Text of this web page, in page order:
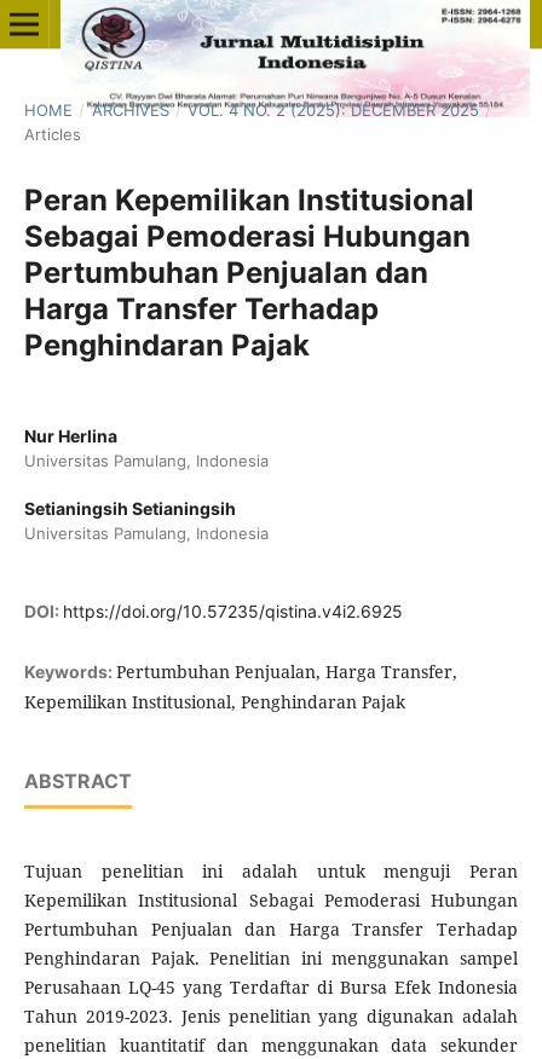
HOME / ARCHIVES / VOL. 4 NO. 2 (2025): DECEMBER 2025 /
Articles
Peran Kepemilikan Institusional
Sebagai Pemoderasi Hubungan
Pertumbuhan Penjualan dan
Harga Transfer Terhadap
Penghindaran Pajak
Nur Herlina
Universitas Pamulang, Indonesia
Setianingsih Setianingsih
Universitas Pamulang, Indonesia
DOI: https://doi.org/10.57235/qistina.v4i2.6925
Keywords: Pertumbuhan Penjualan, Harga Transfer,
Kepemilikan Institusional, Penghindaran Pajak
ABSTRACT
Tujuan penelitian ini adalah untuk menguji Peran
Kepemilikan Institusional Sebagai Pemoderasi Hubungan
Pertumbuhan Penjualan dan Harga Transfer Terhadap
Penghindaran Pajak. Penelitian ini menggunakan sampel
Perusahaan LQ-45 yang Terdaftar di Bursa Efek Indonesia
Tahun 2019-2023. Jenis penelitian yang digunakan adalah
penelitian kuantitatif dan menggunakan data sekunder